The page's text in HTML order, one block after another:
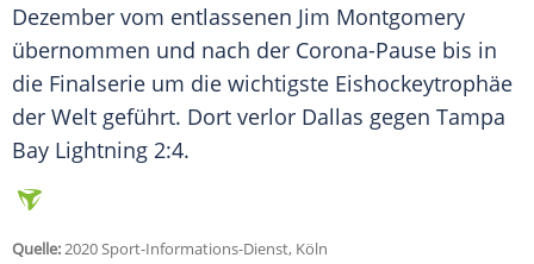
Dezember vom entlassenen Jim Montgomery
übernommen und nach der Corona-Pause bis in
die Finalserie um die wichtigste Eishockeytrophäe
der Welt geführt. Dort verlor Dallas gegen Tampa
Bay Lightning 2:4.
Quelle:2020 Sport-Informations-Dienst, Köln